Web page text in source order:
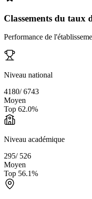
Classements du taux
Performance de
Niveau national
4180/6743
Moyen
Top 62.0%
Niveau académique
295/ 526
Moyen
Top 56.1%